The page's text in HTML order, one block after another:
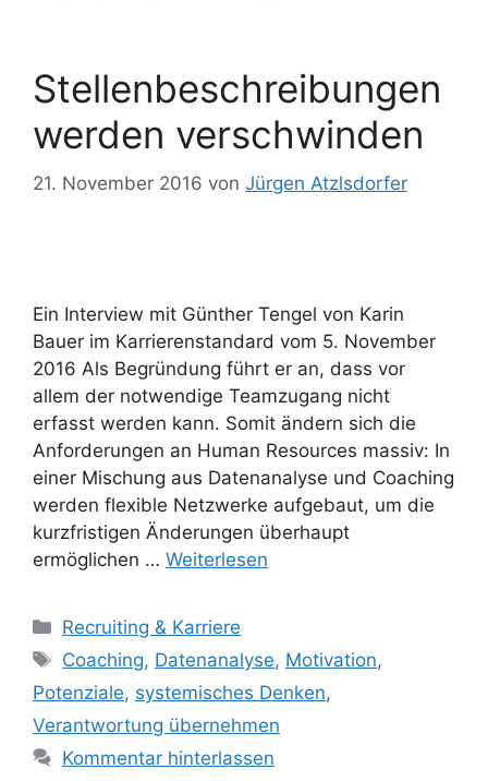
Stellenbeschreibungen
werden verschwinden
21. November 2016 von Jürgen Atzlsdorfer
Ein Interview mit Günther Tengel von Karin
Bauer im Karrierenstandard vom 5. November
2016 Als Begründung führt er an, dass vor
allem der notwendige Teamzugang nicht
erfasst werden kann. Somit ändern sich die
Anforderungen an Human Resources massiv: In
einer Mischung aus Datenanalyse und Coaching
werden flexible Netzwerke aufgebaut, um die
kurzfristigen Änderungen überhaupt
ermöglichen … Weiterlesen
Kategorien
Recruiting & Karriere
Schlagwörter
Coaching, Datenanalyse, Motivation,
Potenziale, systemisches Denken,
Verantwortung übernehmen
Kommentar hinterlassen